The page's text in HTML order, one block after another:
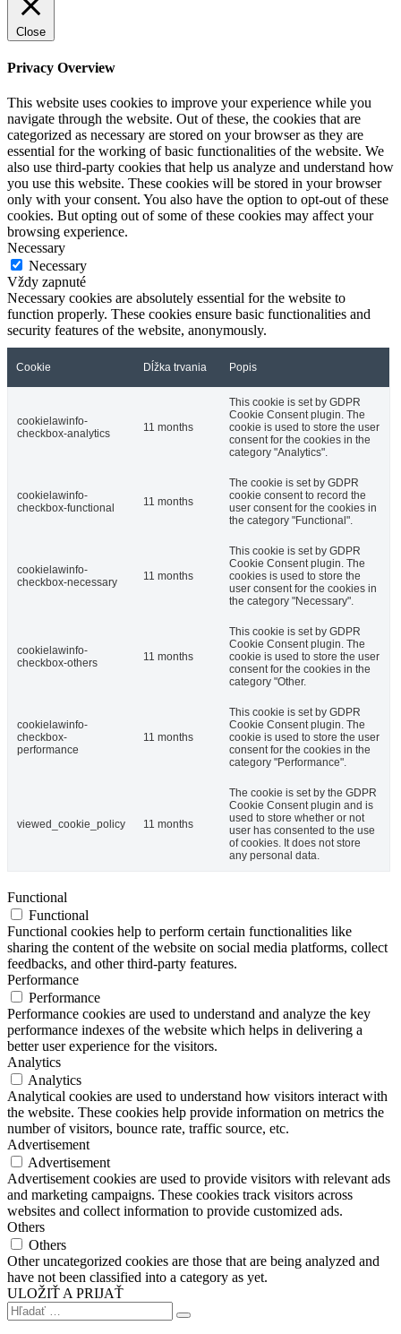
Close
Privacy Overview
This website uses cookies to improve your experience while you
navigate through the website. Out of these, the cookies that are
categorized as necessary are stored on your browser as they are
essential for the working of basic functionalities of the website. We
also use third-party cookies that help us analyze and understand how
you use this website. These cookies will be stored in your browser
only with your consent. You also have the option to opt-out of these
cookies. But opting out of some of these cookies may affect your
browsing experience.
Necessary
Necessary
Vždy zapnuté
Necessary cookies are absolutely essential for the website to
function properly. These cookies ensure basic functionalities and
security features of the website, anonymously.
Cookie Dĺžka trvania Popis
cookielawinfo-
checkbox-analytics
11 months
This cookie is set by GDPR
Cookie Consent plugin. The
cookie is used to store the user
consent for the cookies in the
category "Analytics".
cookielawinfo-
checkbox-functional
11 months
The cookie is set by GDPR
cookie consent to record the
user consent for the cookies in
the category "Functional".
cookielawinfo-
checkbox-necessary
11 months
This cookie is set by GDPR
Cookie Consent plugin. The
cookies is used to store the
user consent for the cookies in
the category "Necessary".
cookielawinfo-
checkbox-others
11 months
This cookie is set by GDPR
Cookie Consent plugin. The
cookie is used to store the user
consent for the cookies in the
category "Other.
cookielawinfo-
checkbox-
performance
11 months
This cookie is set by GDPR
Cookie Consent plugin. The
cookie is used to store the user
consent for the cookies in the
category "Performance".
viewed_cookie_policy 11 months
The cookie is set by the GDPR
Cookie Consent plugin and is
used to store whether or not
user has consented to the use
of cookies. It does not store
any personal data.
Functional
Functional
Functional cookies help to perform certain functionalities like
sharing the content of the website on social media platforms, collect
feedbacks, and other third-party features.
Performance
Performance
Performance cookies are used to understand and analyze the key
performance indexes of the website which helps in delivering a
better user experience for the visitors.
Analytics
Analytics
Analytical cookies are used to understand how visitors interact with
the website. These cookies help provide information on metrics the
number of visitors, bounce rate, traffic source, etc.
Advertisement
Advertisement
Advertisement cookies are used to provide visitors with relevant ads
and marketing campaigns. These cookies track visitors across
websites and collect information to provide customized ads.
Others
Others
Other uncategorized cookies are those that are being analyzed and
have not been classified into a category as yet.
ULOŽIŤ A PRIJAŤ